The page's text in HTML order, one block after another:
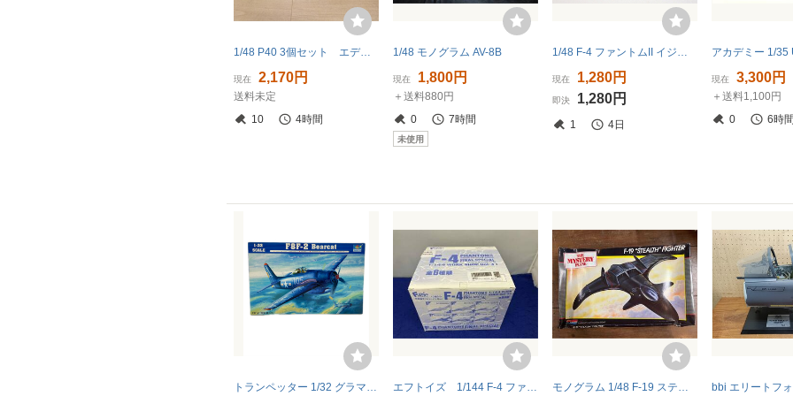
1/48 P40 3個セット エデュアルド N型 モーヴ M型 キティホーク
現在 2,170円
送料未定
10
4時間
1/48 モノグラム AV-8B
現在 1,800円
＋送料880円
0
7時間
未使用
1/48 F-4 ファントムII イジェクションシート 2機分
現在 1,280円
即決 1,280円
1 4日
現在 3,300円
＋送料1,100円
0
6時
トランペッター 1/32 グラマン F8F-2 ベアキャット プラモデル エフトイズ 1/144 F-4 ファントム II ファイルスペシャルvol.37 10個入りBOX モノグラム 1/48 F-19 ステルスファイター プラモデル当時物絶版